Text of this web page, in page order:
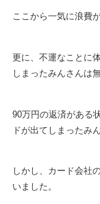
ここから一気に浪費
更に、不運なことに
しまったみんさんは
90万円の返済がある
ドが出てしまったみ
しかし、カード会社
いました。